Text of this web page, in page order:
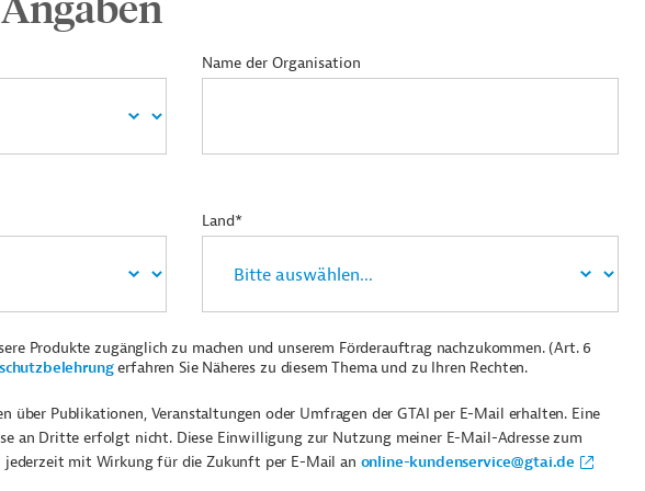
Name der Organisation
Land*
Produkte zugänglich zu machen und unserem Förderauftrag nachzukommen. (Art. 6
erfahren Sie Näheres zu diesem Thema und zu Ihren Rechten.
über Publikationen, Veranstaltungen oder Umfragen der GTAI per E-Mail erhalten. Eine
an Dritte erfolgt nicht. Diese Einwilligung zur Nutzung meiner E-Mail-Adresse zum
jederzeit mit Wirkung für die Zukunft per E-Mail an online-kundenservice@gtai.de